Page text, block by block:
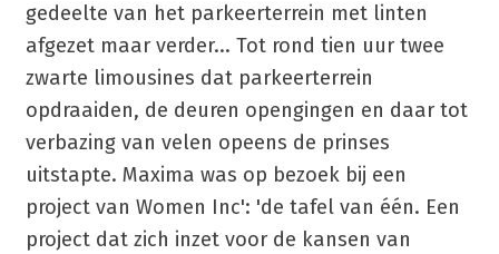
gedeelte van het parkeerterrein met linten
afgezet maar verder... Tot rond tien uur twee
zwarte limousines dat parkeerterrein
opdraaiden, de deuren opengingen en daar tot
verbazing van velen opeens de prinses
uitstapte. Maxima was op bezoek bij een
project van Women Inc': 'de tafel van één. Een
project dat zich inzet voor de kansen van